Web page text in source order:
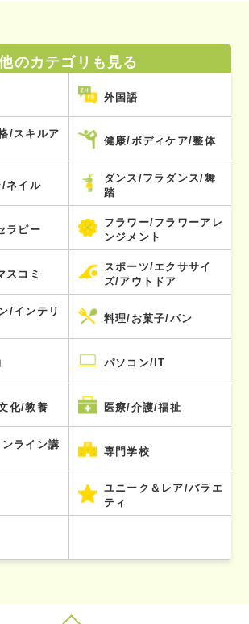
のカテゴリも見る
外国語
/スキルア
健康/ボディケア/整体
ネイル
ダンス/フラダンス/舞
踏
ラピー
フラワー/フラワーアレ
ンジメント
スコミ
スポーツ/エクササイ
ズ/アウトドア
/インテリ
料理/お菓子/パン
パソコン/IT
化/教養 医療/介護/福祉
ライン講
専門学校
ユニーク＆レア/バラエ
ティ